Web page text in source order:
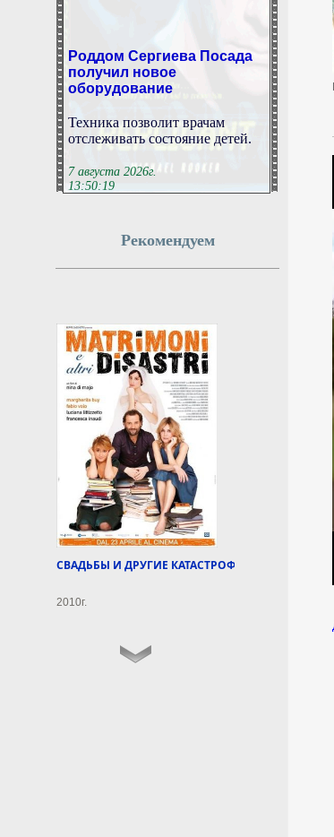
Роддом Сергиева Посада
получил новое
оборудование
Техника позволит врачам
отслеживать состояние детей.
7 августа 2026г.
13:50:19
детское кресло для такси
России детское кресло для
такси.
7 августа 2026г.
13:48:21
Эксперт: зачем Сикорский
призвал сбивать ракеты
РФ над Украиной
Заявления главы МИД Польши
Радослава Сикорского о
перехвате российских ракет
подготовка к реальному
внутриполитической игре.
европеист, доцент
Рекомендуем
СВАДЬБЫ И ДРУГИЕ КАТАСТРОФЫ
2010г.